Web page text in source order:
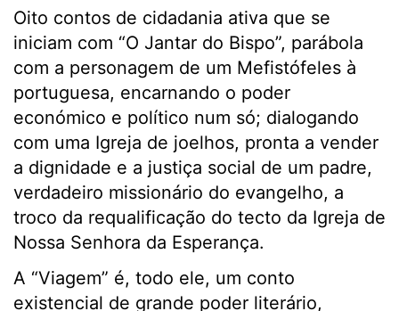
Oito contos de cidadania ativa que se
iniciam com “O Jantar do Bispo”, parábola
com a personagem de um Mefistófeles à
portuguesa, encarnando o poder
económico e político num só; dialogando
com uma Igreja de joelhos, pronta a vender
a dignidade e a justiça social de um padre,
verdadeiro missionário do evangelho, a
troco da requalificação do tecto da Igreja de
Nossa Senhora da Esperança.
A “Viagem” é, todo ele, um conto
existencial de grande poder literário,